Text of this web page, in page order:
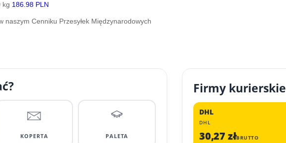
kg 186.98 PLN
naszym Cenniku Przesyłek Międzynarodowych
KOPERTA PALETA
Firmy kurierskie
DHL
DHL
30,27 złBRUTTO